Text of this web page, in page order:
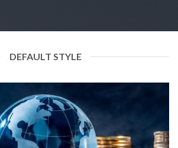
DEFAULT STYLE